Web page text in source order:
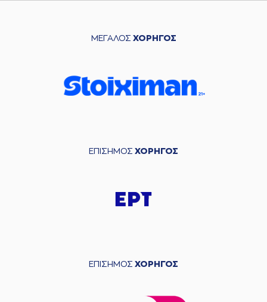
ΜΕΓΑΛΟΣ ΧΟΡΗΓΟΣ
ΕΠΙΣΗΜΟΣ ΧΟΡΗΓΟΣ
ΕΠΙΣΗΜΟΣ ΧΟΡΗΓΟΣ